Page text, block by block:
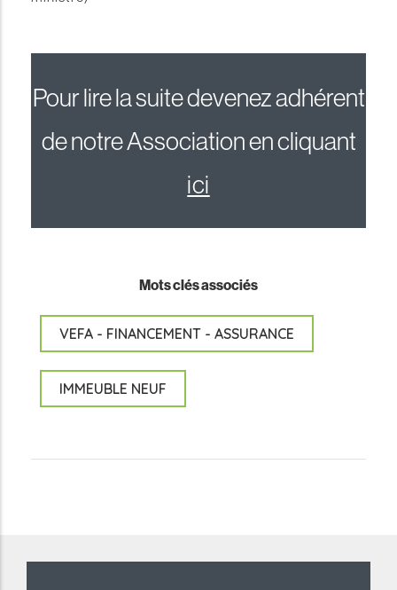
Pour lire la suite devenez adhérent
de notre Association en cliquant
ici
Mots clés associés
VEFA - FINANCEMENT - ASSURANCE
IMMEUBLE NEUF
reddit downloaderColoriage à Imprimerhoroscope love